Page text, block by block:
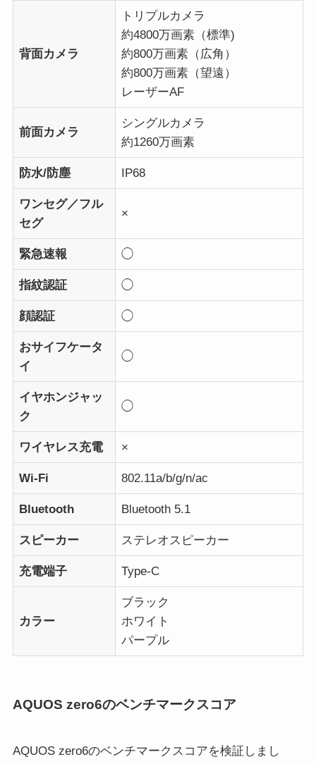
背面カメラ
トリプルカメラ
約4800万画素（標準)
約800万画素（広角）
約800万画素（望遠）
レーザーAF
前面カメラ
シングルカメラ
約1260万画素
防水/防塵 IP68
ワンセグ／フル
セグ
×
緊急速報 ◯
指紋認証 ◯
顔認証 ◯
おサイフケータ
イ
◯
イヤホンジャッ
ク
◯
ワイヤレス充電 ×
Wi-Fi 802.11a/b/g/n/ac
Bluetooth Bluetooth 5.1
スピーカー ステレオスピーカー
充電端子 Type-C
カラー
ブラック
ホワイト
パープル
AQUOS zero6のベンチマークスコア
AQUOS zero6のベンチマークスコアを検証しまし